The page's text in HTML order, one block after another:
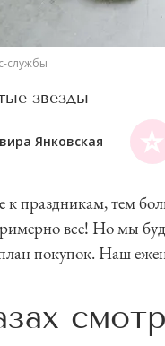
службы
звезды
Янковская
праздникам, тем
все! Но мы
покупок. Наш